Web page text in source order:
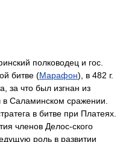
полководец и гос.
битве (Марафон), в 482 г.
за что был изгнан из
Саламинском сражении.
в битве при Платеях.
членов Делос-ского
роль в развитии